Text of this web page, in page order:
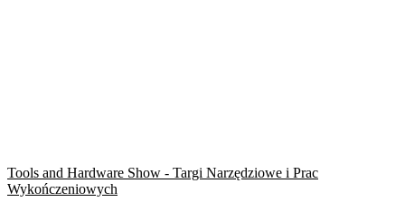
Tools and Hardware Show - Targi Narzędziowe i Prac
Wykończeniowych